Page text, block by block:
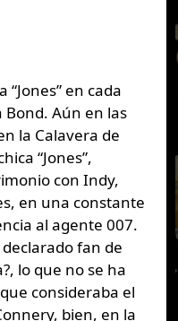
en cada
Aún en las
la Calavera de
“Jones”,
con Indy,
en una constante
al agente 007.
fan de
lo que no se ha
consideraba el
bien, en la